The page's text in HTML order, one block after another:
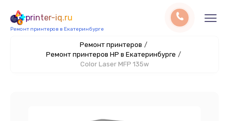
printer-iq.ru
Ремонт принтеров в Екатеринбурге
Ремонт принтеров /
Ремонт принтеров HP в Екатеринбурге /
Color Laser MFP 135w